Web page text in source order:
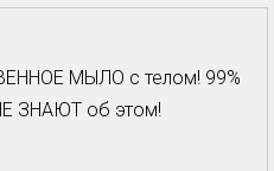
МЫЛО с телом! 99%
ЗНАЮТ об этом!